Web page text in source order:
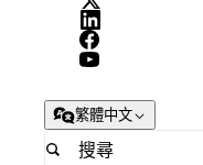
繁體中文